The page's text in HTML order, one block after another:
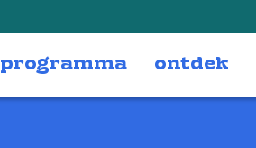
programma ontdek